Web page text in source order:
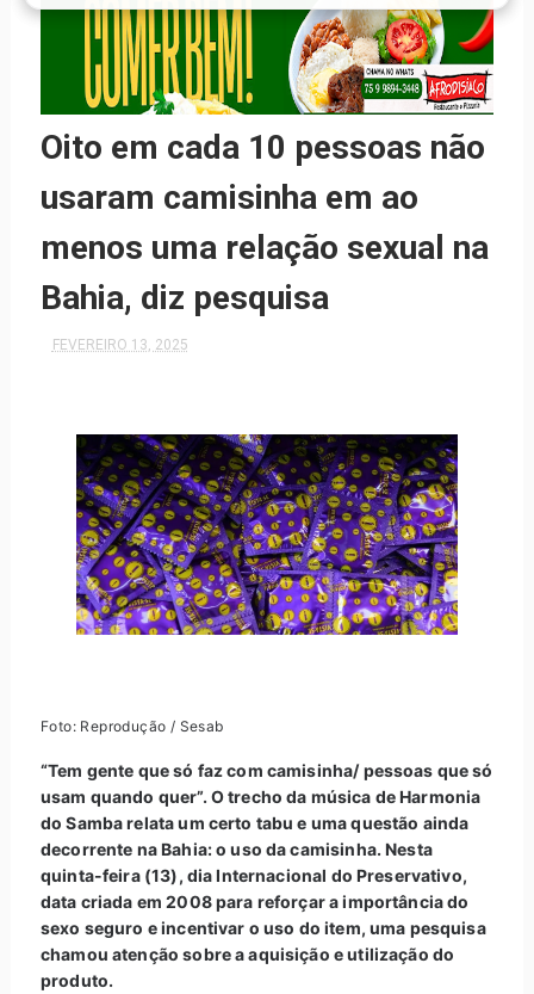
Oito em cada 10 pessoas não
usaram camisinha em ao
menos uma relação sexual na
Bahia, diz pesquisa
FEVEREIRO 13, 2025
Foto: Reprodução / Sesab
“Tem gente que só faz com camisinha/ pessoas que só
usam quando quer”. O trecho da música de Harmonia
do Samba relata um certo tabu e uma questão ainda
decorrente na Bahia: o uso da camisinha. Nesta
quinta-feira (13), dia Internacional do Preservativo,
data criada em 2008 para reforçar a importância do
sexo seguro e incentivar o uso do item, uma pesquisa
chamou atenção sobre a aquisição e utilização do
produto.